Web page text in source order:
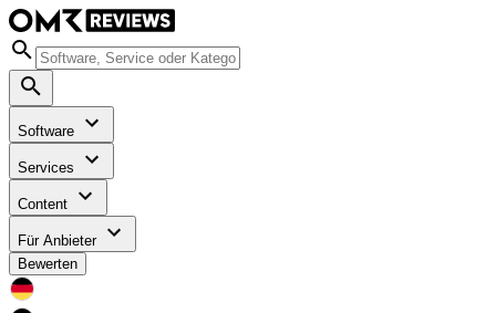
Software
Services
Content
Für Anbieter
Bewerten